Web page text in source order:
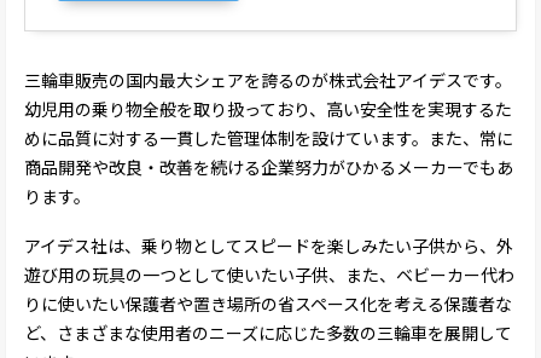
三輪車販売の国内最大シェアを誇るのが株式会社アイデスです。
幼児用の乗り物全般を取り扱っており、高い安全性を実現するた
めに品質に対する一貫した管理体制を設けています。また、常に
商品開発や改良・改善を続ける企業努力がひかるメーカーでもあ
ります。
アイデス社は、乗り物としてスピードを楽しみたい子供から、外
遊び用の玩具の一つとして使いたい子供、また、ベビーカー代わ
りに使いたい保護者や置き場所の省スペース化を考える保護者な
ど、さまざまな使用者のニーズに応じた多数の三輪車を展開して